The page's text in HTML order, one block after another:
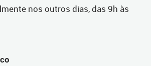
nos outros dias, das 9h às